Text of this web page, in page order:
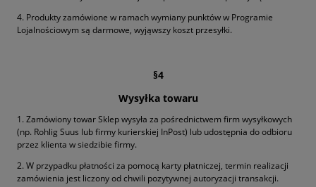
4. Produkty zamówione w ramach wymiany punktów w Programie
Lojalnościowym są darmowe, wyjąwszy koszt przesyłki.
§4
Wysyłka towaru
1. Zamówiony towar Sklep wysyła za pośrednictwem firm wysyłkowych
(np. Rohlig Suus lub firmy kurierskiej InPost) lub udostępnia do odbioru
przez klienta w siedzibie firmy.
2. W przypadku płatności za pomocą karty płatniczej, termin realizacji
zamówienia jest liczony od chwili pozytywnej autoryzacji transakcji.